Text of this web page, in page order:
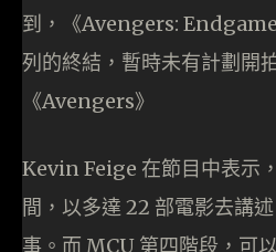
到，《Avengers:
列的終結，暫時未有計劃開
《Avengers》
Kevin Feige 在節目中表示
間，以多達 22 部電影去講
事。而 MCU 第四階段，可